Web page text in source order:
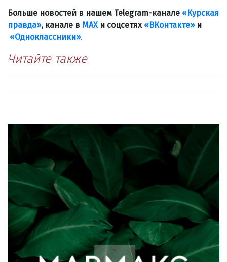
Больше новостей в нашем Telegram-канале «Курская
правда», канале в МАХ и соцсетях «ВКонтакте»и
«Одноклассники».
Читайте также